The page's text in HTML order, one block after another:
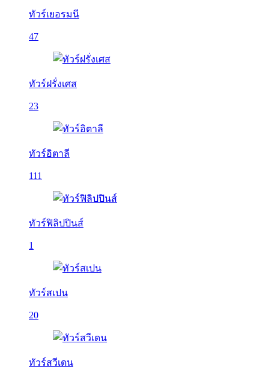
ทัวร์เยอรมนี
47
ทัวร์ฝรั่งเศส
23
ทัวร์อิตาลี
111
ทัวร์ฟิลิปปินส์
1
ทัวร์สเปน
20
ทัวร์สวีเดน